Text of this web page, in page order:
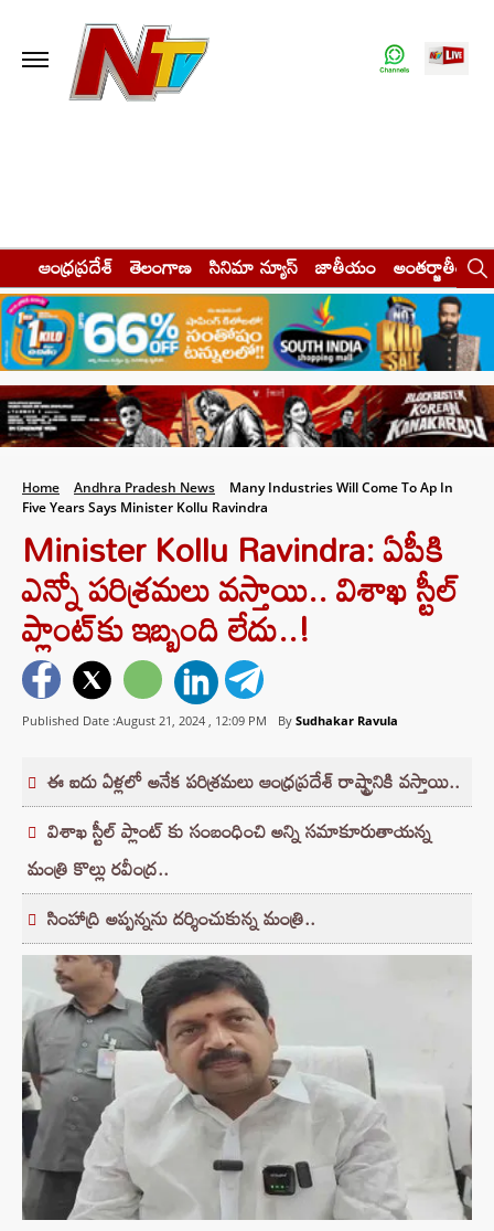
ఆంధ్రప్రదేశ్ తెలంగాణ సినిమా న్యూస్ జాతీయం అంతర్జాతీయం
Home Andhra Pradesh News
Many Industries Will Come To Ap In
Five Years Says Minister Kollu Ravindra
Minister Kollu Ravindra: ఏపీకి
ఎన్నో పరిశ్రమలు వస్తాయి.. విశాఖ స్టీల్‌
ప్లాంట్‌కు ఇబ్బంది లేదు..!
Published Date :August 21, 2024 , 12:09 PM By Sudhakar Ravula
ఈ ఐదు ఏళ్లలో అనేక పరిశ్రమలు ఆంధ్రప్రదేశ్‌ రాష్ట్రానికి వస్తాయి..
విశాఖ స్టీల్ ప్లాంట్ కు సంబంధించి అన్ని సమాకూరుతాయన్న
మంత్రి కొల్లు రవీంద్ర..
సింహాద్రి అప్పన్నను దర్శించుకున్న మంత్రి..